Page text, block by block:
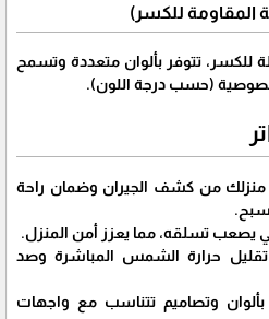
المقاومة للكسر)
للكسر، تتوفر بألوان متعددة وتسمح
(حسب درجة اللون).
منزلك من كشف الجيران وضمان راحة
يصعب تسلقه، مما يعزز أمن المنزل.
تقليل حرارة الشمس المباشرة وصد
بألوان وتصاميم تتناسب مع واجهات